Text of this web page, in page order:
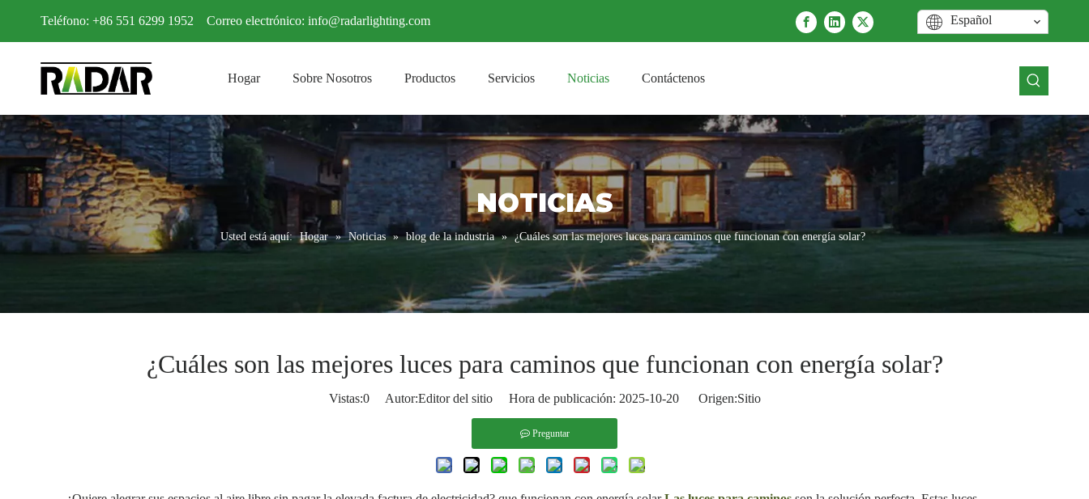
Teléfono: +86 551 6299 1952 Correo electrónico: info@radarlighting.com Español
Hogar Sobre Nosotros Productos Servicios Noticias Contáctenos
NOTICIAS
Usted está aquí: Hogar » Noticias » blog de la industria » ¿Cuáles son las mejores luces para caminos que funcionan con energía solar?
¿Cuáles son las mejores luces para caminos que funcionan con energía solar?
Vistas:0Autor:Editor del sitio Hora de publicación: 2025-10-20 Origen:Sitio
Preguntar